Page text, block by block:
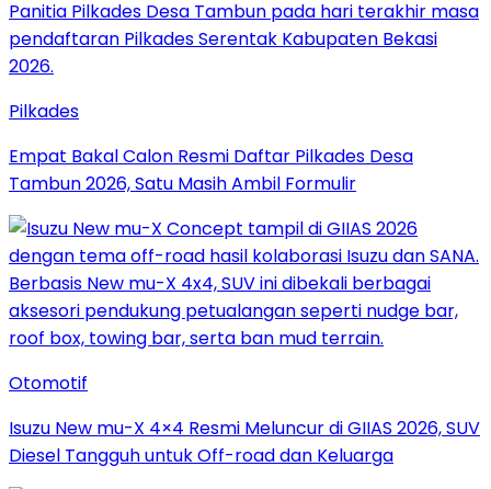
Pilkades
Empat Bakal Calon Resmi Daftar Pilkades Desa
Tambun 2026, Satu Masih Ambil Formulir
Otomotif
Isuzu New mu-X 4×4 Resmi Meluncur di GIIAS 2026, SUV
Diesel Tangguh untuk Off-road dan Keluarga